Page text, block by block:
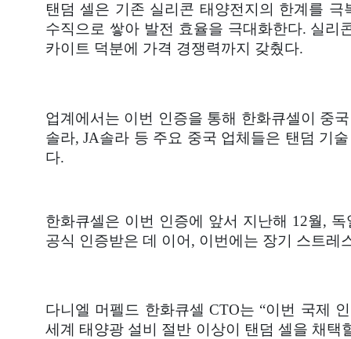
탠덤 셀은 기존 실리콘 태양전지의 한계를
수직으로 쌓아 발전 효율을 극대화한다. 실리
카이트 덕분에 가격 경쟁력까지 갖췄다.
업계에서는 이번 인증을 통해 한화큐셀이 중
솔라, JA솔라 등 주요 중국 업체들은 탠덤 기
다.
한화큐셀은 이번 인증에 앞서 지난해 12월,
공식 인증받은 데 이어, 이번에는 장기 스트
다니엘 머펠드 한화큐셀 CTO는 “이번 국제
세계 태양광 설비 절반 이상이 탠덤 셀을 채택